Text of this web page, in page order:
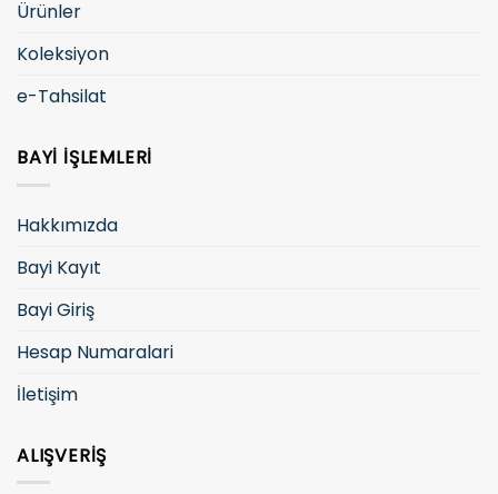
Ürünler
Koleksiyon
e-Tahsilat
BAYI İŞLEMLERI
Hakkımızda
Bayi Kayıt
Bayi Giriş
Hesap Numaralari
İletişim
ALIŞVERIŞ